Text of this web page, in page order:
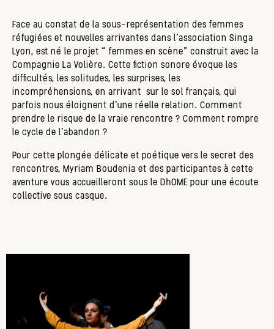
Face au constat de la sous-représentation des femmes
réfugiées et nouvelles arrivantes dans l’association Singa
Lyon, est né le projet “ femmes en scène” construit avec la
Compagnie La Volière. Cette fiction sonore évoque les
difficultés, les solitudes, les surprises, les
incompréhensions, en arrivant sur le sol français, qui
parfois nous éloignent d’une réelle relation. Comment
prendre le risque de la vraie rencontre ? Comment rompre
le cycle de l’abandon ?
Pour cette plongée délicate et poétique vers le secret des
rencontres, Myriam Boudenia et des participantes à cette
aventure vous accueilleront sous le DhOME pour une écoute
collective sous casque.